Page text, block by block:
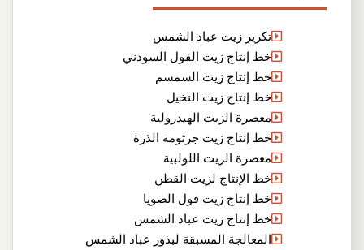
تكرير زيت عباد الشمس
خط إنتاج زيت الفول السودني
خط إنتاج زيت السمسم
خط إنتاج زيت النخيل
معصرة الزيت الهيدرولية
خط إنتاج زيت جرثومة الذرة
معصرة الزيت اللولبية
خط الإنتاج لزيت القطن
خط إنتاج زيت فول الصويا
خط إنتاج زيت عباد الشمس
المعالجة المسبقة لبذور عباد الشمس